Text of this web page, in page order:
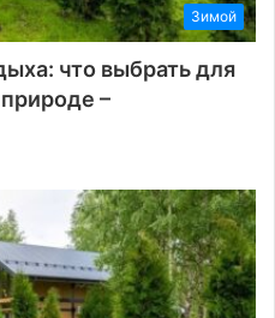
Зимой
что выбрать для
–